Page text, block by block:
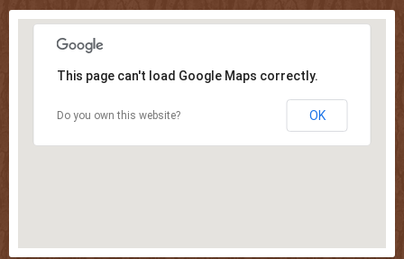
This page can't load Google Maps correctly.
Do you own this website? OK